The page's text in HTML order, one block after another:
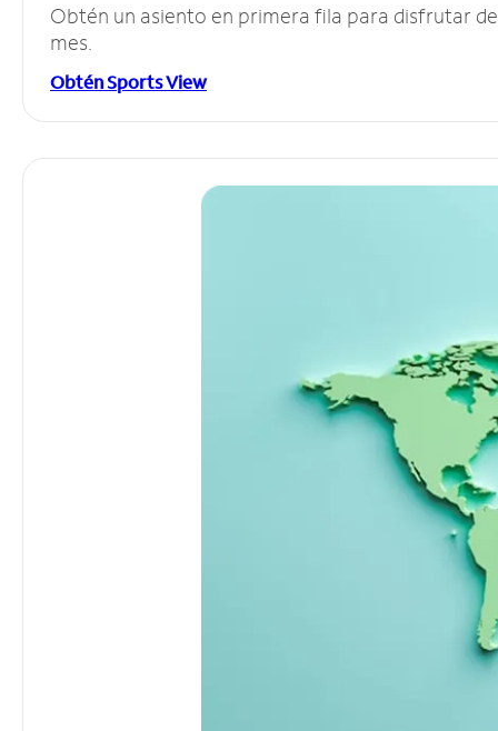
Obtén un asiento en primera fila para disfrutar
mes.
Obtén Sports View